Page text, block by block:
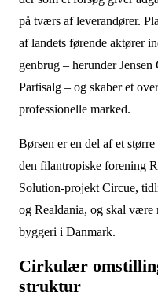
på tværs af leverandører.
af landets førende aktører
genbrug – herunder
Partisalg – og skaber et
professionelle marked.
Børsen er en del af et
den filantropiske forening
Solution-projekt Circue,
og Realdania, og skal
byggeri i Danmark.
Cirkulær
struktur